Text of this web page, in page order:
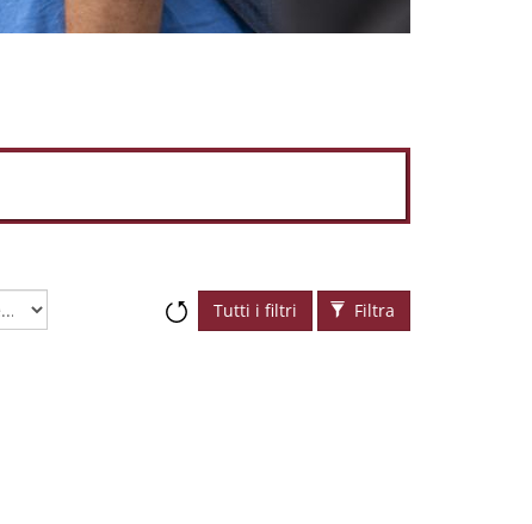
Tutti i filtri
Filtra